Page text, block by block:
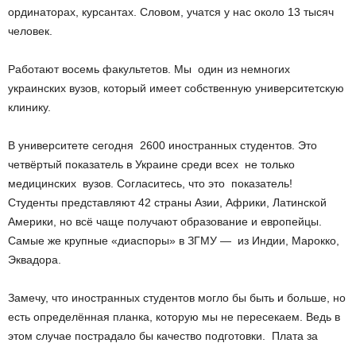
ординаторах, курсантах. Словом, учатся у нас около 13 тысяч
человек.
Работают восемь факультетов. Мы ­ один из немногих
украинских вузов, который имеет собственную университетскую
клинику.
В университете сегодня ­ 2600 иностранных студентов. Это
четвёртый показатель в Украине среди всех ­ не только
медицинских ­ вузов. Согласитесь, что это ­ показатель!
Студенты представляют 42 страны Азии, Африки, Латинской
Америки, но всё чаще получают образование и европейцы.
Самые же крупные «диаспоры» в ЗГМУ — из Индии, Марокко,
Эквадора.
Замечу, что иностранных студентов могло бы быть и больше, но
есть определённая планка, которую мы не пересекаем. Ведь в
этом случае пострадало бы качество подготовки. Плата за